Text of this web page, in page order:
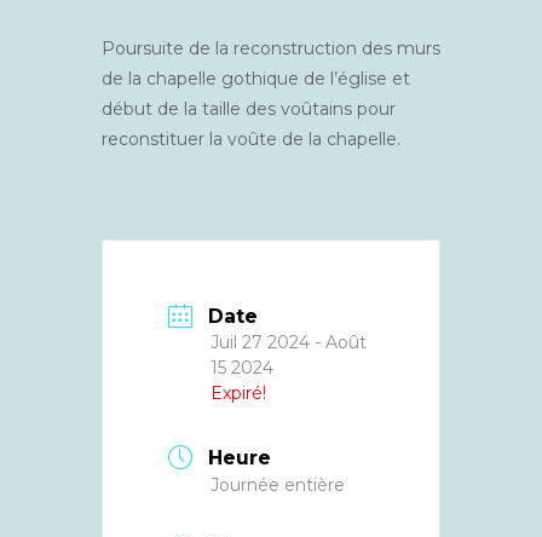
Poursuite de la reconstruction des murs
de la chapelle gothique de l’église et
début de la taille des voûtains pour
reconstituer la voûte de la chapelle.
Date
Juil 27 2024 - Août
15 2024
Expiré!
Heure
Journée entière